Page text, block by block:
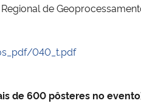
de
040_t.pdf
de 600 pôsteres no